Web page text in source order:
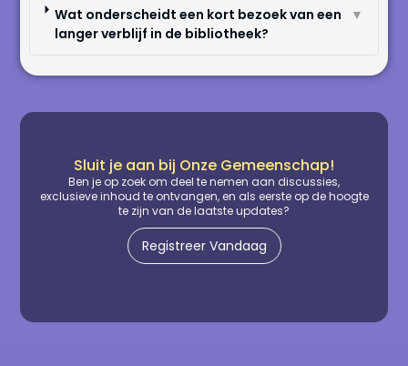
Wat onderscheidt een kort bezoek van een
langer verblijf in de bibliotheek?
▼
Sluit je aan bij Onze Gemeenschap!
Ben je op zoek om deel te nemen aan discussies,
exclusieve inhoud te ontvangen, en als eerste op de hoogte
te zijn van de laatste updates?
Registreer Vandaag